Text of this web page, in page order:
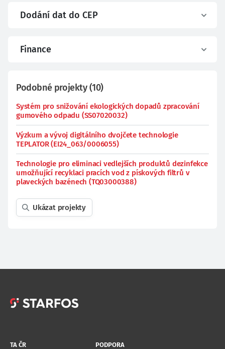
Dodání dat do CEP
Finance
Podobné projekty(10)
Systém pro snižování ekologických dopadů zpracování
gumového odpadu (SS07020032)
Výzkum a vývoj digitálního dvojčete technologie
TEPLATOR (EI24_063/0006055)
Technologie pro eliminaci vedlejších produktů dezinfekce
umožňující recyklaci pracích vod z pískových filtrů v
plaveckých bazénech (TQ03000388)
Ukázat projekty
TA ČR PODPORA